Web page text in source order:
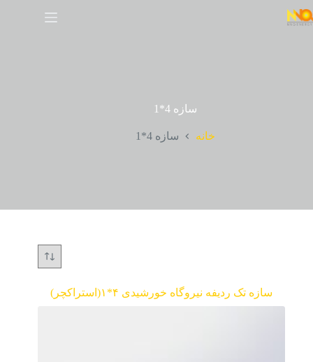
سازه 4*1
خانه سازه 4*1
سازه تک ردیفه نیروگاه خورشیدی ۴*۱(استراکچر)